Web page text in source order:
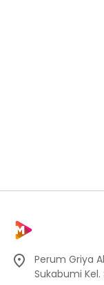
Perum Griya
Sukabumi